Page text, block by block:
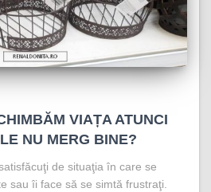
VIAȚA ATUNCI
NU MERG BINE?
de situaţia în care se
sau îi face să se simtă frustraţi.